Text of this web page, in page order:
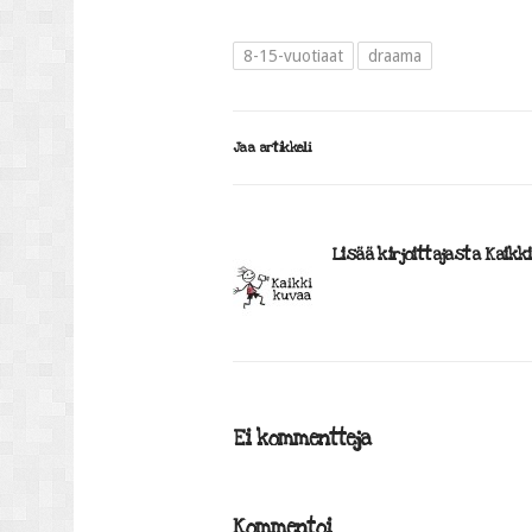
8-15-vuotiaat draama
Jaa artikkeli
Lisää kirjoittajasta
Ei kommentteja